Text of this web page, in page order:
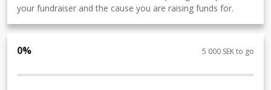
your fundraiser and the cause you are raising funds for.
0% 5 000 SEK to go